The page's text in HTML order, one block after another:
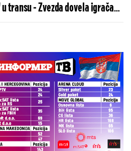
transu - Zvezda dovela igrača